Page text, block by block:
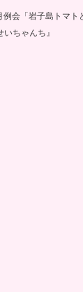
会「岩子島トマト
ちゃんち』